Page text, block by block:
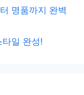
명품까지 완벽
일 완성!